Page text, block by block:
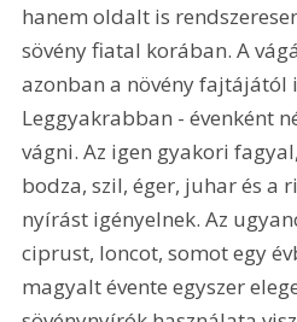
hanem oldalt is
sövény fiatal korában. A
azonban a növény fajtájától
Leggyakrabban - évenként
vágni. Az igen gyakori
bodza, szil, éger, juhar és a
nyírást igényelnek. Az
ciprust, loncot, somot egy
magyalt évente egyszer